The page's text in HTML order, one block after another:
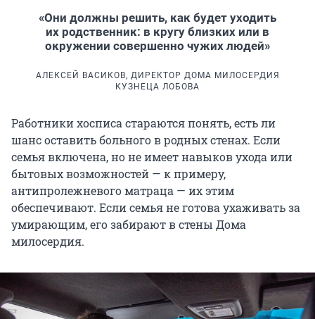
«Они должны решить, как будет уходить
их родственник: в кругу близких или в
окружении совершенно чужих людей»
АЛЕКСЕЙ ВАСИКОВ, ДИРЕКТОР ДОМА МИЛОСЕРДИЯ
КУЗНЕЦА ЛОБОВА
Работники хосписа стараются понять, есть ли
шанс оставить больного в родных стенах. Если
семья включена, но не имеет навыков ухода или
бытовых возможностей — к примеру,
антипролежневого матраца — их этим
обеспечивают. Если семья не готова ухаживать за
умирающим, его забирают в стены Дома
милосердия.